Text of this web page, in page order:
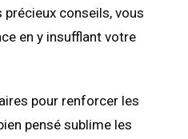
conseils, vous
en y insufflant votre
pour renforcer les
pensé sublime les